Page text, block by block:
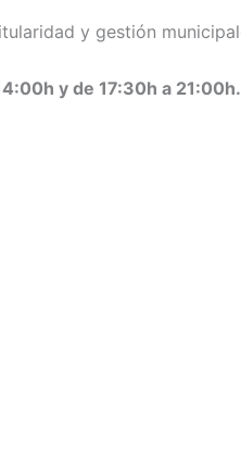
y gestión
y de 17:30h a 21:00h.